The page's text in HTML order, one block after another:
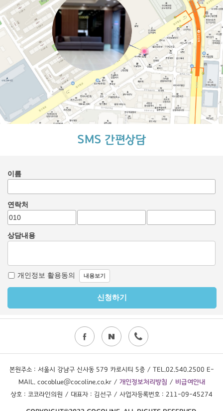
SMS 간편상담
본원주소 : 서울시 강남구 신사동 579 카로시티 5층 / TEL.02.540.2500 E-
MAIL. cocoblue@cocoline.co.kr / 개인정보처리방침 / 비급여안내
상호 : 코코라인의원 / 대표자 : 김선구 / 사업자등록번호 : 211-09-45274